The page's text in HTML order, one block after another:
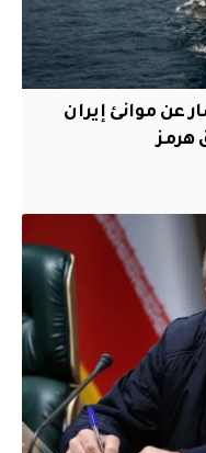
عن موانئ إيران
هرمز